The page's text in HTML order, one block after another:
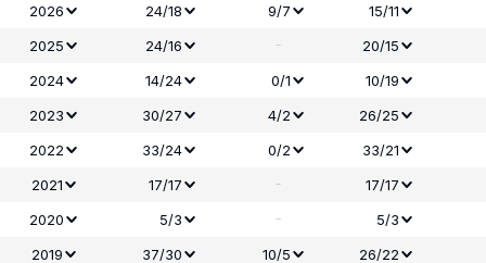
2026 24/18 9/7
15/11
2025
24/16 -
20/15
2024
14/24 0/1 10/19
2023
30/27 4/2
26/25
2022
33/24 0/2
33/21
2021
17/17 -
17/17
2020
5/3 -
5/3
2019
37/30 10/5
26/22